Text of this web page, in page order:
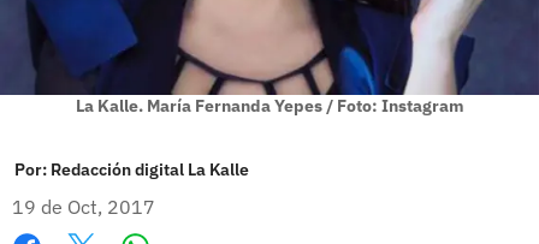
La Kalle. María Fernanda Yepes / Foto: Instagram
Por: Redacción digital La Kalle
19 de Oct, 2017